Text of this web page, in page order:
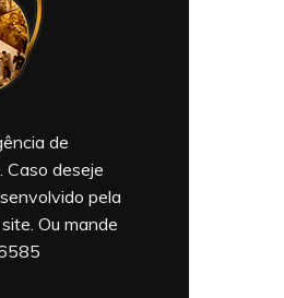
de
Caso deseje
pela
Ou mande